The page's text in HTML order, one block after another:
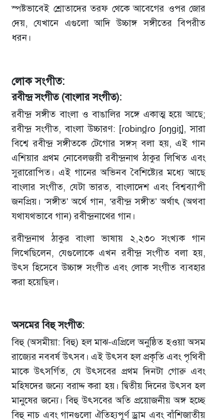
স্পষ্টভাবেই শ্রোতাদের তরফ থেকে আবেগের ওপর জোর
দেয়, যেখানে এগুলো আদি উচ্চাঙ্গ সঙ্গীতের বিপরীত
ধরন।
লোক সংগীত:
রবীন্দ্র সংগীত (বাংলার সংগীত):
রবীন্দ্র সঙ্গীত বাংলা ও বাঙালির সঙ্গে একাত্ম হয়ে আছে;
রবীন্দ্র সংগীত, বাংলা উচ্চারণ: [ɾobind̪ɾo ʃoŋɡit̪], সারা
বিশ্বে রবীন্দ্র সঙ্গীতকে টেগোর সঙ্গস্ বলা হয়, এই গান
এশিয়ার প্রথম নোবেলজয়ী রবীন্দ্রনাথ ঠাকুর লিখিত এবং
সুরারোপিত। এই গানের অভিনব বৈশিষ্ট্যের মধ্যে আছে
বাংলার সংগীত, যেটা ভারত, বাংলাদেশ এবং বিশ্বব্যাপী
জনপ্রিয়। ‘সঙ্গীত’ অর্থে গান, ‘রবীন্দ্র সঙ্গীত’ অর্থাৎ (অথবা
যথাযথভাবে গান) রবীন্দ্রনাথের গান।
রবীন্দ্রনাথ ঠাকুর বাংলা ভাষায় ২,২৩০ সংখ্যক গান
লিখেছিলেন, যেগুলোকে এখন রবীন্দ্র সংগীত বলা হয়,
উৎস হিসেবে উচ্চাঙ্গ সংগীত এবং লোক সংগীত ব্যবহার
করা হয়েছিল।
অসমের বিহু সংগীত:
বিহু (অসমীয়া: বিহু) হল মাঝ-এপ্রিলে অনুষ্ঠিত হওয়া অসম
রাজ্যের নববর্ষ উৎসব। এই উৎসব হল প্রকৃতি এবং পৃথিবী
মাকে উৎসর্গিত, যে উৎসবের প্রথম দিনটা গোরু এবং
মহিষদের জন্যে বরাদ্দ করা হয়। দ্বিতীয় দিনের উৎসব হল
মানুষের জন্যে। বিহু উৎসবের অতি প্রয়োজনীয় অঙ্গ হচ্ছে
বিহু নাচ এবং গানগুলো ঐতিহ্যপূর্ণ ড্রাম এবং বাঁশিজাতীয়